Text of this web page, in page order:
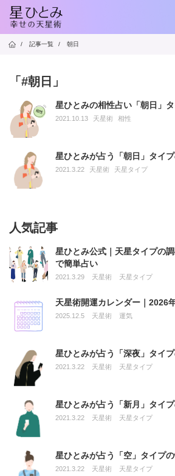
/ 記事一覧 / 朝日
「#朝日」
星ひとみの相性占い「朝日」
2021.10.13 天星術 相性
星ひとみが占う「朝日」タイ
2021.3.22 天星術 天星タイプ
人気記事
星ひとみ公式｜天星タイプの
で簡単占い
2021.3.29 天星術 天星タイプ
天星術開運カレンダー｜2026
2025.12.5 天星術 運気
星ひとみが占う「深夜」タイ
2021.3.22 天星術 天星タイプ
星ひとみが占う「新月」タイ
2021.3.22 天星術 天星タイプ
星ひとみが占う「空」タイプ
2021.3.22 天星術 天星タイプ